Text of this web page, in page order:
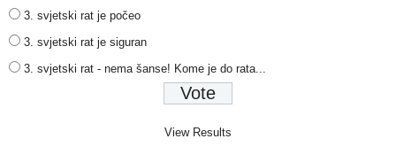
3. svjetski rat je počeo
3. svjetski rat je siguran
3. svjetski rat - nema šanse! Kome je do rata...
View Results